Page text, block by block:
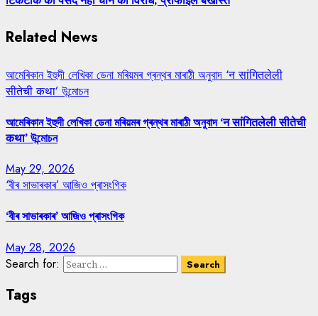
Related News
আমেৰিকান ইহুদী লেখিকা ডেনা মৰিয়মৰ গ্ৰন্থৰ মাৰাঠী অনুবাদ ‘न सांगितलेली
सीतेची कथा’ উন্মোচন
আমেৰিকান ইহুদী লেখিকা ডেনা মৰিয়মৰ গ্ৰন্থৰ মাৰাঠী অনুবাদ ‘न सांगितलेली सीतेची
कथा’ উন্মোচন
May 29, 2026
‘বীৰ সাভাৰকাৰ’ আজিও প্ৰাসংগিক
‘বীৰ সাভাৰকাৰ’ আজিও প্ৰাসংগিক
May 28, 2026
Search for:
Tags